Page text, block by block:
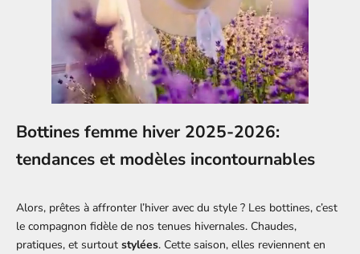
Bottines femme hiver 2025-2026:
tendances et modèles incontournables
Alors, prêtes à affronter l’hiver avec du style ? Les bottines, c’est
le compagnon fidèle de nos tenues hivernales. Chaudes,
pratiques, et surtout stylées. Cette saison, elles reviennent en